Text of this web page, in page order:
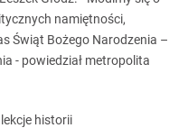
namiętności,
Świąt Bożego Narodzenia –
- powiedział metropolita
historii